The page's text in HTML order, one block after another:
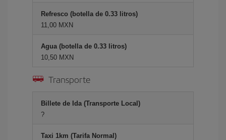
Refresco (botella de 0.33 litros)
11,00 MXN
Agua (botella de 0.33 litros)
10,50 MXN
Transporte
Billete de Ida (Transporte Local)
?
Taxi 1km (Tarifa Normal)